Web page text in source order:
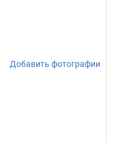
Добавить фотографии